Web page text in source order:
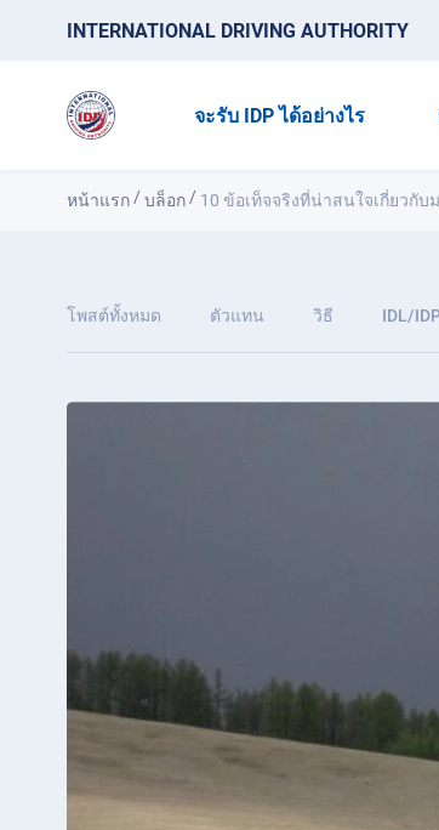
INTERNATIONAL DRIVING AUTHORITY
จะรับ IDP ได้อย่างไร
หน้าแรก /บล็อก / 10 ข้อเท็จจริงที่น่าสนใจเกี่ยวกับ
โพสต์ทั้งหมด ตัวแทน วิธี IDL/